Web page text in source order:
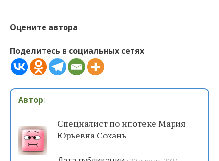
Оцените автора
Поделитесь в социальных сетях
Автор:
Специалист по ипотеке Мария
Юрьевна Сохань